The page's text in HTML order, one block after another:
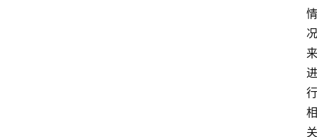
情
况
来
进
行
相
关